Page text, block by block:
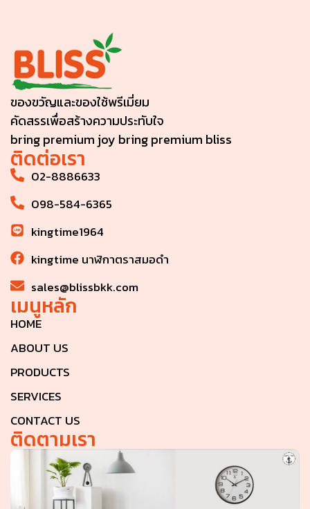
ของขวัญและของใช้พรีเมี่ยม
คัดสรรเพื่อสร้างความประทับใจ
bring premium joy bring premium bliss
ติดต่อเรา
02-8886633
098-584-6365
kingtime1964
kingtime นาฬิกาตราสมอดำ
sales@blissbkk.com
เมนูหลัก
HOME
ABOUT US
PRODUCTS
SERVICES
CONTACT US
ติดตามเรา